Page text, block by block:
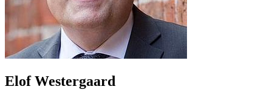
Elof Westergaard